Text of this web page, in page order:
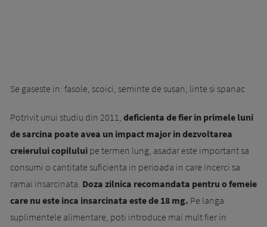
Se gaseste in: fasole, scoici, seminte de susan, linte si spanac
Potrivit unui studiu din 2011, deficienta de fier in primele luni
de sarcina poate avea un impact major in dezvoltarea
creierului copilului pe termen lung, asadar este important sa
consumi o cantitate suficienta in perioada in care incerci sa
ramai insarcinata. Doza zilnica recomandata pentru o femeie
care nu este inca insarcinata este de 18 mg. Pe langa
suplimentele alimentare, poti introduce mai mult fier in